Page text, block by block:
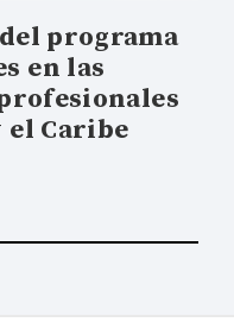
programa
en las
el Caribe